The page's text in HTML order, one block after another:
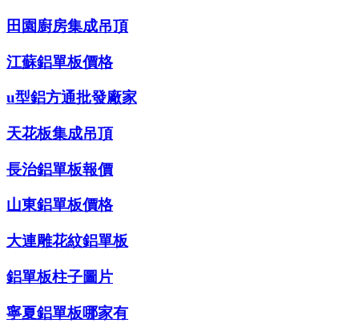
田園廚房集成吊頂
江蘇鋁單板價格
u型鋁方通批發廠家
天花板集成吊頂
長治鋁單板報價
山東鋁單板價格
大連雕花紋鋁單板
鋁單板柱子圖片
寧夏鋁單板哪家有